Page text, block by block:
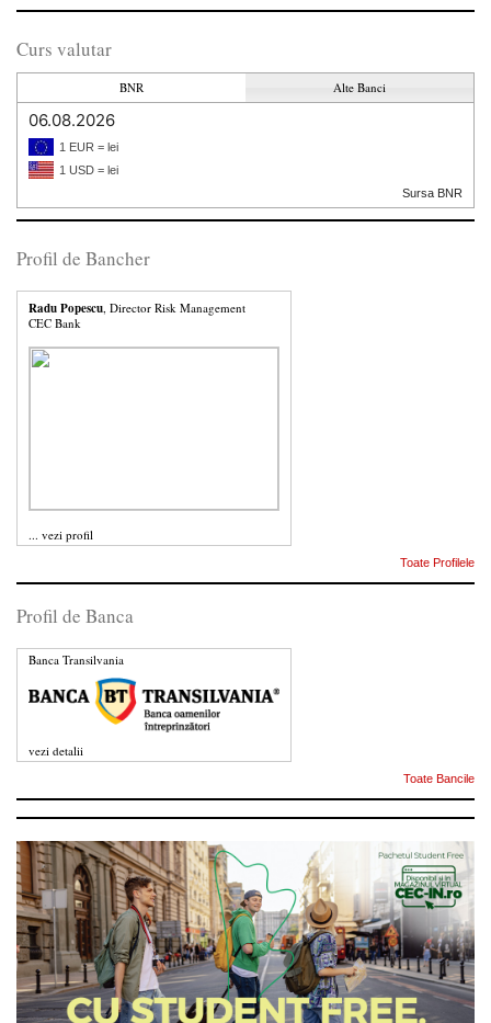
Curs valutar
BNR Alte Banci
06.08.2026
1 EUR = lei
1 USD = lei
Sursa BNR
Profil de Bancher
Radu Popescu, Director Risk Management
CEC Bank
... vezi profil
Toate Profilele
Profil de Banca
Banca Transilvania
vezi detalii
Toate Bancile